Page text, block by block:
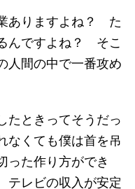
ありますよね？ た
んですよね？ そこ
人間の中で一番攻め
たときってそうだっ
なくても僕は首を吊
った作り方ができ
テレビの収入が安定